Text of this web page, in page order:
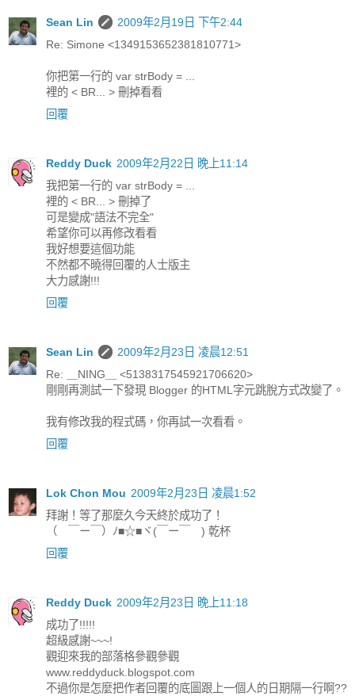
Sean Lin
2009年2月19日 下午2:44
Re: Simone <1349153652381810771>
你把第一行的 var strBody = ...
裡的 < BR... > 刪掉看看
回覆
Reddy Duck 2009年2月22日 晚上11:14
我把第一行的 var strBody = ...
裡的 < BR... > 刪掉了
可是變成"語法不完全"
希望你可以再修改看看
我好想要這個功能
不然都不曉得回覆的人士版主
大力感謝!!!
回覆
Sean Lin
2009年2月23日 凌晨12:51
Re: ＿NING＿ <5138317545921706620>
剛剛再測試一下發現 Blogger 的HTML字元跳脫方式改變了。
我有修改我的程式碼，你再試一次看看。
回覆
Lok Chon Mou 2009年2月23日 凌晨1:52
拜謝！等了那麼久今天終於成功了！
（ ￣ー￣）ﾉ■☆■ヾ(￣ー￣ ) 乾杯
回覆
Reddy Duck 2009年2月23日 晚上11:18
成功了!!!!!
超級感謝~~~!
觀迎來我的部落格參觀參觀
www.reddyduck.blogspot.com
不過你是怎麼把作者回覆的底圖跟上一個人的日期隔一行啊??